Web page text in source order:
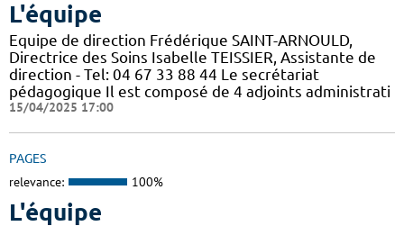
L'équipe
Equipe de direction Frédérique SAINT-ARNOULD,
Directrice des Soins Isabelle TEISSIER, Assistante de
direction - Tel: 04 67 33 88 44 Le secrétariat
pédagogique Il est composé de 4 adjoints administrati
15/04/2025 17:00
PAGES
relevance: 100%
L'équipe